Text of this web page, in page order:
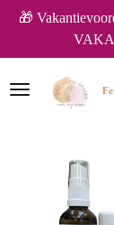
Ga
naar
de
hoofdinhoud
🎁